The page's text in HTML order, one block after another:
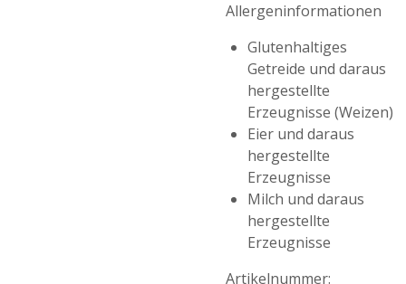
Allergeninformationen
Glutenhaltiges
Getreide und daraus
hergestellte
Erzeugnisse (Weizen)
Eier und daraus
hergestellte
Erzeugnisse
Milch und daraus
hergestellte
Erzeugnisse
Artikelnummer: